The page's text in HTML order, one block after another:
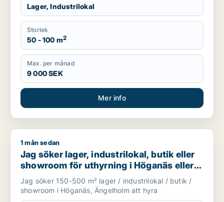
Lager, Industrilokal
Storlek
50 - 100 m2
Max. per månad
9 000 SEK
Mer info
Jag söker lager, industrilokal, butik eller showroom för
1 mån sedan
Jag söker lager, industrilokal, butik eller
showroom för uthyrning i Höganäs eller
Ängelholm
Jag söker 150-500 m² lager / industrilokal / butik /
showroom i Höganäs, Ängelholm att hyra